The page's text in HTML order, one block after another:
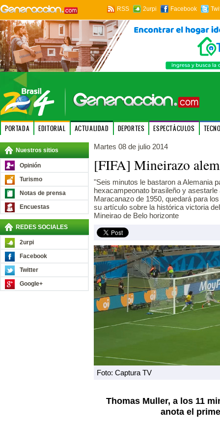
RSS 2urpi Facebook
PORTADA EDITORIAL ACTUALIDAD DEPORTES ESPECTÁCULOS
Nuestros sitios
Opinión
Turismo
Notas de prensa
Encuestas
REDES SOCIALES
2urpi
Facebook
Twitter
Google+
Martes 08 de julio 2014
[FIFA] Mineirazo
"Seis minutos le bastaron a Alemania
hexacampeonato brasileño y
Maracanazo de 1950, quedará para
su artículo sobre la histórica victoria
Mineirao de Belo horizonte
Foto: Captura TV
Thomas Muller, a los 11
anota el